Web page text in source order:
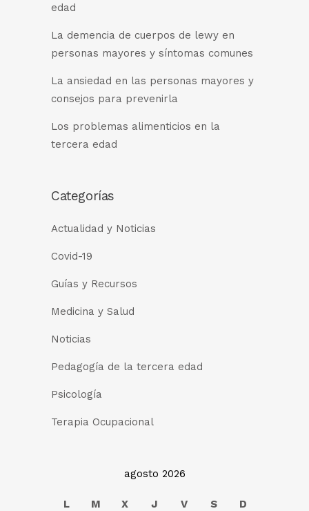
edad
La demencia de cuerpos de lewy en
personas mayores y síntomas comunes
La ansiedad en las personas mayores y
consejos para prevenirla
Los problemas alimenticios en la
tercera edad
Categorías
Actualidad y Noticias
Covid-19
Guías y Recursos
Medicina y Salud
Noticias
Pedagogía de la tercera edad
Psicología
Terapia Ocupacional
agosto 2026
L M X J V S
D